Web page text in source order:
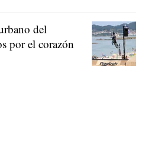
del
por el corazón